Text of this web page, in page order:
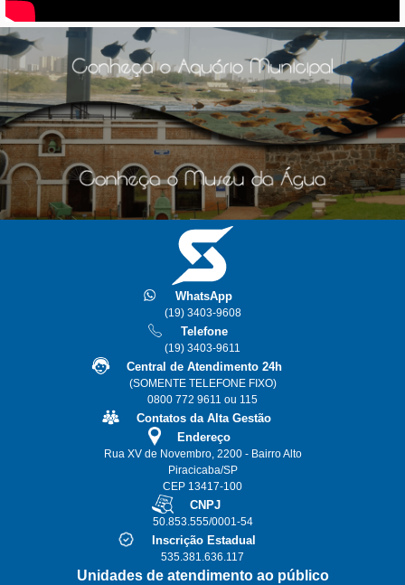
WhatsApp
(19) 3403-9608
Telefone
(19) 3403-9611
Central de Atendimento 24h
(SOMENTE TELEFONE FIXO)
0800 772 9611 ou 115
Contatos da Alta Gestão
Endereço
Rua XV de Novembro, 2200 - Bairro Alto
Piracicaba/SP
CEP 13417-100
CNPJ
50.853.555/0001-54
Inscrição Estadual
535.381.636.117
Unidades de atendimento ao público